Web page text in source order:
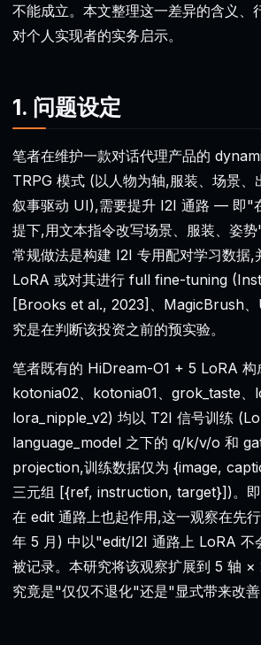
不能成立。本文整理这一差异的含义、
对个人实现者的实务启示。
1. 问题设定
笔者在维护一款对话代理产品的
TRPG 模式 (以人物为轴,服装、场景、
叙事驱动 UI),需要提升 I2I 通路 — 即"
提下,用文本指令改写场景、服装、姿
常规做法是构建 I2I 专用配对学习数据,
LoRA 或对其进行 full fine-tuning
[Brooks et al., 2023]、MagicBrush
究是在判断该投资之前的预实验。
笔者既有的 HiDream-O1 + 5 LoRA 构
kotonia02、kotonia01、grok_taste、
lora_nipple_v2) 均以 T2I 信号训练
language_model 之下的 q/k/v/o 和
projection,训练数据仅为 {image,
三元组 [{ref, instruction, target}])。
在 edit 通路上也起作用,这一观察在先
年 5 月) 中以"edit/I2I 通路上 LoRA 不
被记录。本研究将该观察扩展到 5 轴
究竟是"仅仅不退化"还是"显式带来改善